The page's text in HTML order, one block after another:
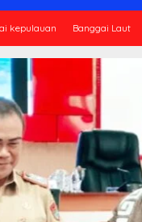
kepulauan Banggai Laut